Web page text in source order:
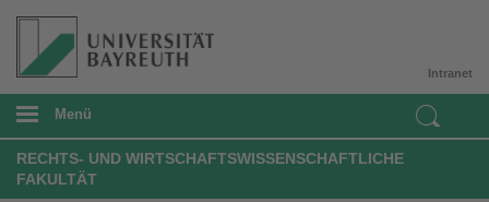
Intranet
Menü
RECHTS- UND WIRTSCHAFTSWISSENSCHAFTLICHE
FAKULTÄT